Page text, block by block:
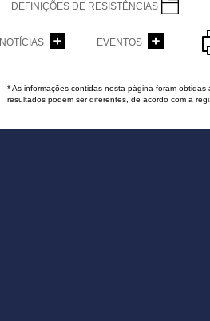
DEFINIÇÕES DE RESISTÊNCIAS
NOTÍCIAS EVENTOS
* As informações contidas nesta página foram
resultados podem ser diferentes, de acordo com a